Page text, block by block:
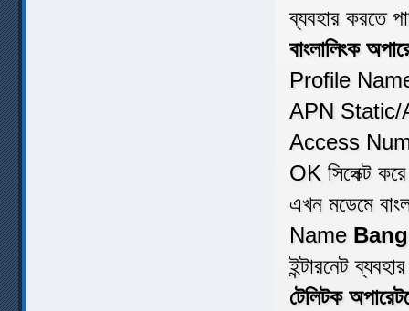
ব্যবহার করতে
বাংলালিংক
Profile
APN Static/
Access
OK সিলেক্ট
এখন মডেমে
Name
ইন্টারনেট
টেলিটক